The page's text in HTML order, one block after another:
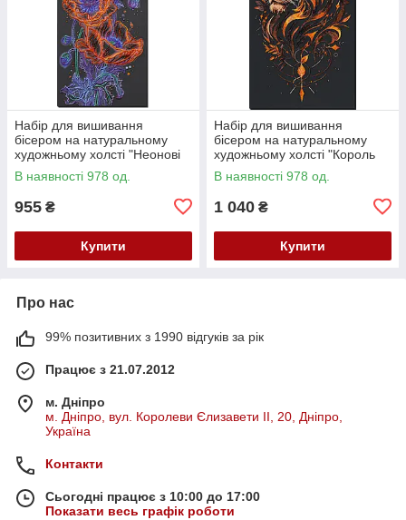
Набір для вишивання
бісером на натуральному
художньому холсті "Неонові
маки" Абрис Арт AB-982
В наявності 978 од.
955 ₴
Купити
Набір для вишивання
бісером на натуральному
художньому холсті "Король
звірів" Абрис Арт AB-983
В наявності 978 од.
1 040 ₴
Купити
Про нас
99% позитивних з 1990 відгуків за рік
Працює з 21.07.2012
м. Дніпро
м. Дніпро, вул. Королеви Єлизавети ІІ, 20, Дніпро,
Україна
Контакти
Сьогодні працює з 10:00 до 17:00
Показати весь графік роботи